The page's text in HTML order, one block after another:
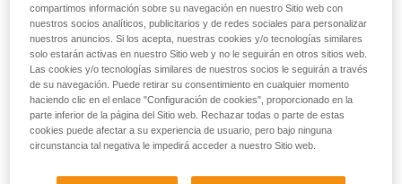
compartimos información sobre su navegación en nuestro Sitio web con
nuestros socios analíticos, publicitarios y de redes sociales para personalizar
nuestros anuncios. Si los acepta, nuestras cookies y/o tecnologías similares
solo estarán activas en nuestro Sitio web y no le seguirán en otros sitios web.
Las cookies y/o tecnologías similares de nuestros socios le seguirán a través
de su navegación. Puede retirar su consentimiento en cualquier momento
haciendo clic en el enlace "Configuración de cookies", proporcionado en la
parte inferior de la página del Sitio web. Rechazar todas o parte de estas
cookies puede afectar a su experiencia de usuario, pero bajo ninguna
circunstancia tal negativa le impedirá acceder a nuestro Sitio web.